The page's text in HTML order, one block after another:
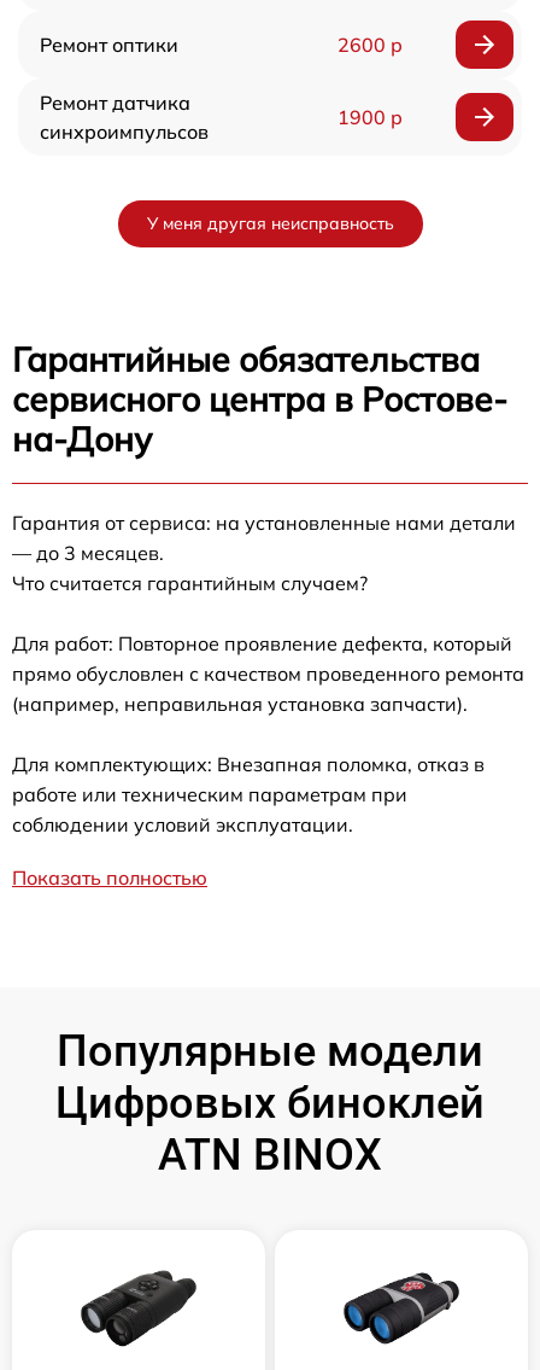
Ремонт оптики 2600 р
Ремонт датчика
синхроимпульсов
1900 р
У меня другая неисправность
Гарантийные обязательства
сервисного центра в Ростове-
на-Дону
Гарантия от сервиса: на установленные нами детали
— до 3 месяцев.
Что считается гарантийным случаем?
Для работ: Повторное проявление дефекта, который
прямо обусловлен с качеством проведенного ремонта
(например, неправильная установка запчасти).
Для комплектующих: Внезапная поломка, отказ в
работе или техническим параметрам при
соблюдении условий эксплуатации.
Показать полностью
Популярные модели
Цифровых биноклей
ATN BINOX